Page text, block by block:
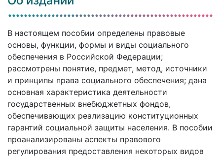
В настоящем пособии определены правовые
основы, функции, формы и виды социального
обеспечения в Российской Федерации;
рассмотрены понятие, предмет, метод, источники
и принципы права социального обеспечения; дана
основная характеристика деятельности
государственных внебюджетных фондов,
обеспечивающих реализацию конституционных
гарантий социальной защиты населения. В пособии
проанализированы аспекты правового
регулирования предоставления некоторых видов